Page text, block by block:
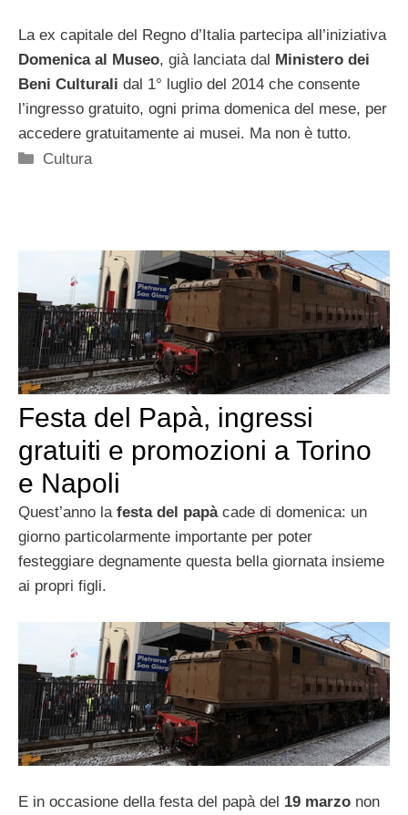
La ex capitale del Regno d’Italia partecipa all’iniziativa
Domenica al Museo, già lanciata dal Ministero dei
Beni Culturali dal 1° luglio del 2014 che consente
l’ingresso gratuito, ogni prima domenica del mese, per
accedere gratuitamente ai musei. Ma non è tutto.
Categorie
Cultura
Festa del Papà, ingressi
gratuiti e promozioni a Torino
e Napoli
Quest’anno lafesta del papà cade di domenica: un
giorno particolarmente importante per poter
festeggiare degnamente questa bella giornata insieme
ai propri figli.
E in occasione della festa del papà del 19 marzo non